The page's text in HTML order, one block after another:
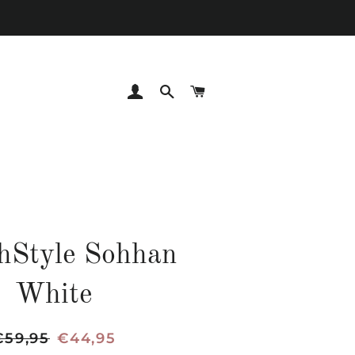
INGRESAR
BUSCAR
Sohhan
White
Precio
€44,95